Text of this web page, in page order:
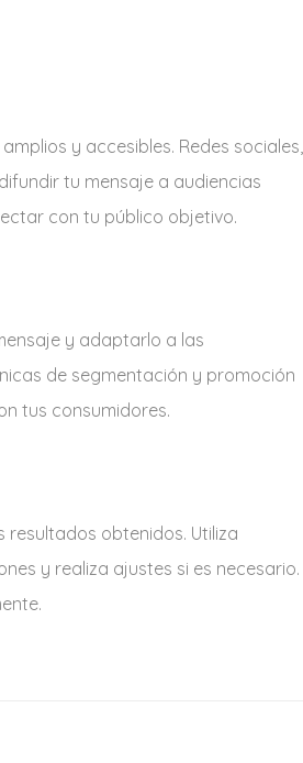
y accesibles. Redes sociales,
tu mensaje a audiencias
con tu público objetivo.
y adaptarlo a las
de segmentación y promoción
tus consumidores.
resultados obtenidos. Utiliza
y realiza ajustes si es necesario.